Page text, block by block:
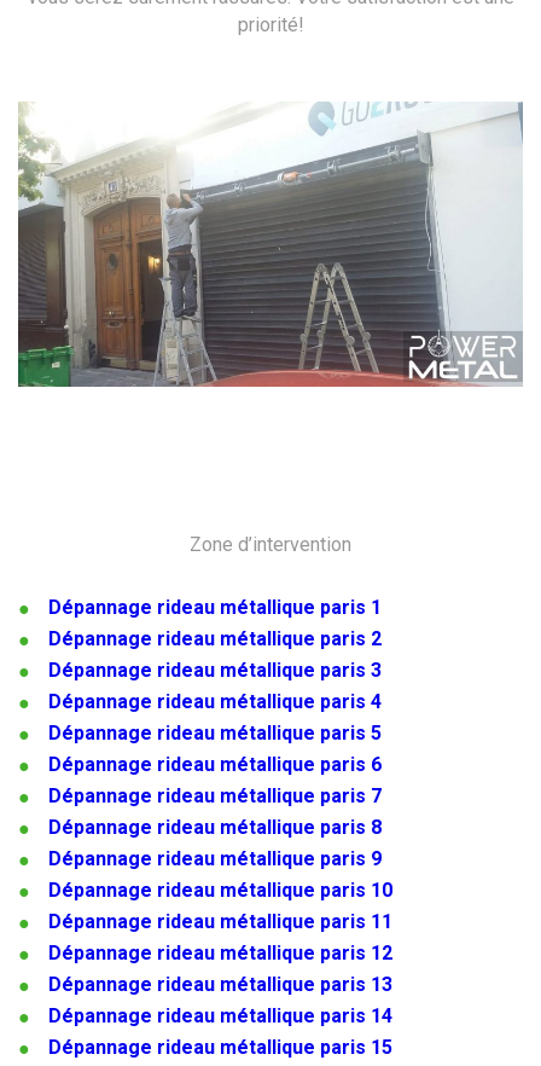
priorité!
Zone d’intervention
Dépannage rideau métallique paris 1
Dépannage rideau métallique paris 2
Dépannage rideau métallique paris 3
Dépannage rideau métallique paris 4
Dépannage rideau métallique paris 5
Dépannage rideau métallique paris 6
Dépannage rideau métallique paris 7
Dépannage rideau métallique paris 8
Dépannage rideau métallique paris 9
Dépannage rideau métallique paris 10
Dépannage rideau métallique paris 11
Dépannage rideau métallique paris 12
Dépannage rideau métallique paris 13
Dépannage rideau métallique paris 14
Dépannage rideau métallique paris 15